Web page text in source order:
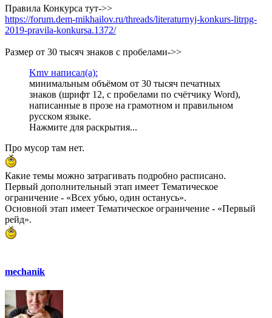
Правила Конкурса тут->>
https://forum.dem-mikhailov.ru/threads/literaturnyj-konkurs-litrpg-
2019-pravila-konkursa.1372/
Размер от 30 тысяч знаков с пробелами->>
Kmv написал(а):
минимальным объёмом от 30 тысяч печатных
знаков (шрифт 12, с пробелами по счётчику Word),
написанные в прозе на грамотном и правильном
русском языке.
Нажмите для раскрытия...
Про мусор там нет.
Какие темы можно затрагивать подробно расписано.
Первый дополнительный этап имеет Тематическое
ограничение - «Всех убью, один останусь».
Основной этап имеет Тематическое ограничение - «Первый
рейд».
mechanik